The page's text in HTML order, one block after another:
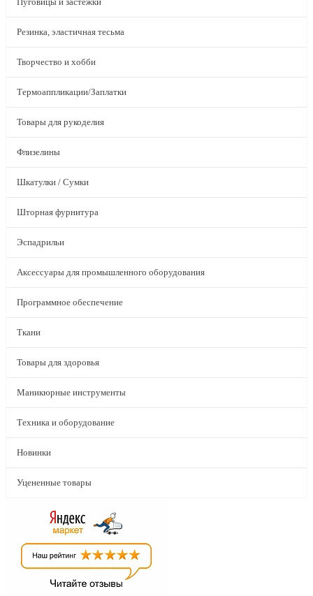
Резинка, эластичная тесьма
Творчество и хобби
Термоаппликации/Заплатки
Товары для рукоделия
Флизелины
Шкатулки / Сумки
Шторная фурнитура
Эспадрильи
Аксессуары для промышленного оборудования
Программное обеспечение
Ткани
Товары для здоровья
Маникюрные инструменты
Техника и оборудование
Новинки
Уцененные товары